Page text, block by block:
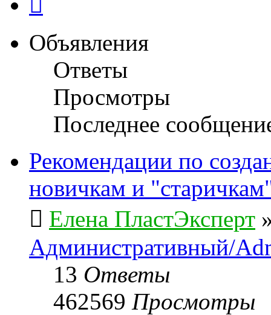
Объявления
Ответы
Просмотры
Последнее
Рекомендации по
новичкам и
Елена ПластЭксперт
Административный/
13 Ответы
462569 Просмотры